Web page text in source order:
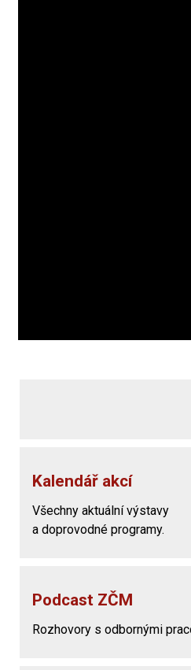
Kalendář akcí
Všechny aktuální výstavy
a doprovodné programy.
Podcast ZČM
Rozhovory s odbornými